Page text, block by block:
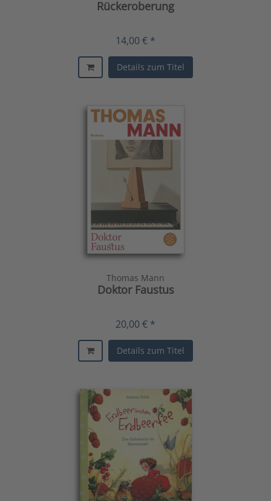
Rückeroberung
14,00 € *
Details zum Titel
Thomas Mann
Doktor Faustus
20,00 € *
Details zum Titel